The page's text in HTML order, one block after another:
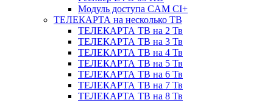
Модуль доступа CAM CI+
ТЕЛЕКАРТА на несколько ТВ
ТЕЛЕКАРТА ТВ на 2 Тв
ТЕЛЕКАРТА ТВ на 3 Тв
ТЕЛЕКАРТА ТВ на 4 Тв
ТЕЛЕКАРТА ТВ на 5 Тв
ТЕЛЕКАРТА ТВ на 6 Тв
ТЕЛЕКАРТА ТВ на 7 Тв
ТЕЛЕКАРТА ТВ на 8 Тв